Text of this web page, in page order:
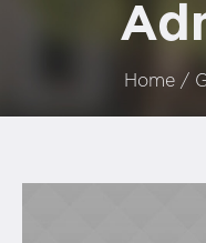
Home /